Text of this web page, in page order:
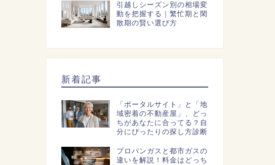
10
引越しシーズン別の相場変
動を把握する｜繁忙期と閑
散期の賢い選び方
新着記事
「ポータルサイト」と「地
域密着の不動産屋」、どっ
ちがあなたに合ってる？自
分にぴったりの探し方診断
プロパンガスと都市ガスの
違いを解説！料金はどっち